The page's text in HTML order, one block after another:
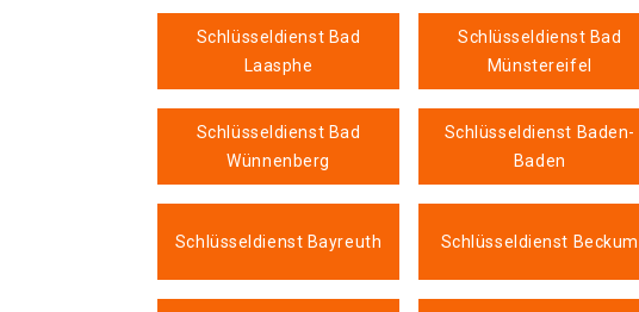
Schlüsseldienst Bad
Laasphe
Schlüsseldienst Bad
Münstereifel
Schlüsseldienst Bad
Wünnenberg
Schlüsseldienst Baden-
Baden
Schlüsseldienst Bayreuth Schlüsseldienst Beckum